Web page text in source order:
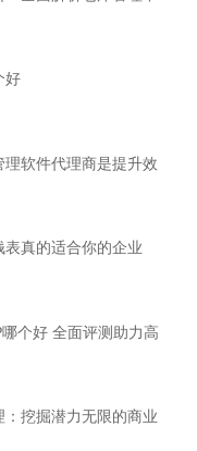
好
软件代理商是提升效
真的适合你的企业
个好 全面评测助力高
挖掘潜力无限的商业